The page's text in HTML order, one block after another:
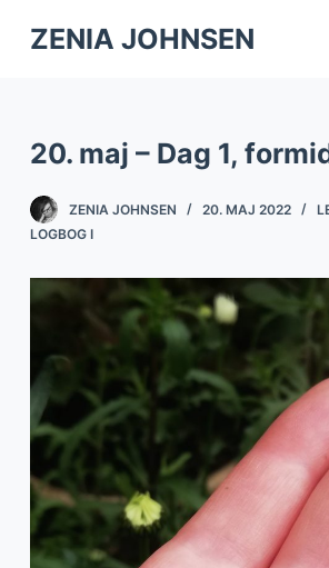
S
c
o
n
ZENIA JOHNSEN
20. maj – Dag 1,
ZENIA JOHNSEN 20. MAJ 2022
LOGBOG I